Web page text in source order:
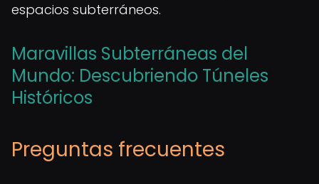
espacios subterráneos.
Maravillas Subterráneas del
Mundo: Descubriendo Túneles
Históricos
Preguntas frecuentes